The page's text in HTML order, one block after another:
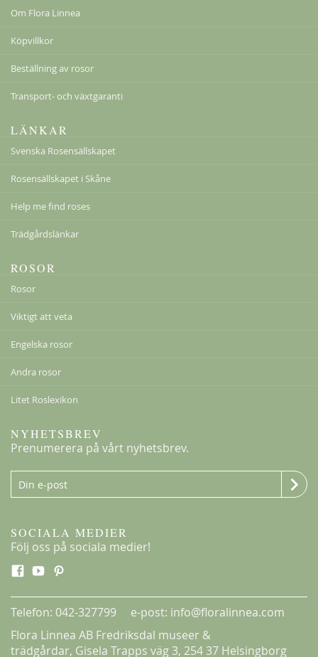
198,00 kr
Från159,00 kr
Om Flora Linnea
Köpvillkor
Beställning av rosor
Transport- och växtgaranti
LÄNKAR
Svenska Rosensällskapet
Rosensällskapet i Skåne
Help me find roses
Trädgårdslänkar
ROSOR
Rosor
Viktigt att veta
Engelska rosor
Andra rosor
Litet Roslexikon
NYHETSBREV
Prenumerera på vårt nyhetsbrev.
SOCIALA MEDIER
Följ oss på sociala medier!
Telefon: 042-327799 e-post: info@floralinnea.com
Flora Linnea AB Fredriksdal museer &
trädgårdar, Gisela Trapps väg 3, 254 37 Helsingborg